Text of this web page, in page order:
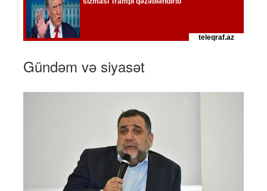
Gündəm və siyasət